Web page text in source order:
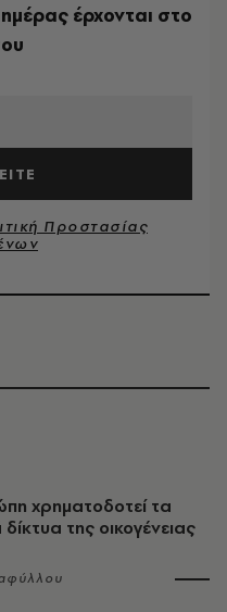
χρηματοδοτεί τα
δίκτυα της οικογένειας
έρχονται στο
Προστασίας